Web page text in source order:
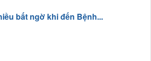
bất ngờ khi đến Bệnh...